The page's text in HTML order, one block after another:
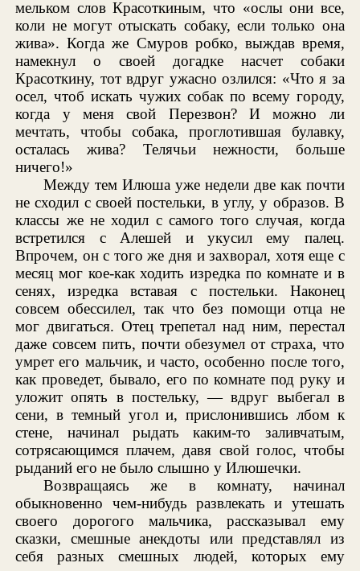
мельком слов Красоткиным, что «ослы они все,
коли не могут отыскать собаку, если только она
жива». Когда же Смуров робко, выждав время,
намекнул о своей догадке насчет собаки
Красоткину, тот вдруг ужасно озлился: «Что я за
осел, чтоб искать чужих собак по всему городу,
когда у меня свой Перезвон? И можно ли
мечтать, чтобы собака, проглотившая булавку,
осталась жива? Телячьи нежности, больше
ничего!»
Между тем Илюша уже недели две как почти
не сходил с своей постельки, в углу, у образов. В
классы же не ходил с самого того случая, когда
встретился с Алешей и укусил ему палец.
Впрочем, он с того же дня и захворал, хотя еще с
месяц мог кое-как ходить изредка по комнате и в
сенях, изредка вставая с постельки. Наконец
совсем обессилел, так что без помощи отца не
мог двигаться. Отец трепетал над ним, перестал
даже совсем пить, почти обезумел от страха, что
умрет его мальчик, и часто, особенно после того,
как проведет, бывало, его по комнате под руку и
уложит опять в постельку, — вдруг выбегал в
сени, в темный угол и, прислонившись лбом к
стене, начинал рыдать каким-то заливчатым,
сотрясающимся плачем, давя свой голос, чтобы
рыданий его не было слышно у Илюшечки.
Возвращаясь же в комнату, начинал
обыкновенно чем-нибудь развлекать и утешать
своего дорогого мальчика, рассказывал ему
сказки, смешные анекдоты или представлял из
себя разных смешных людей, которых ему